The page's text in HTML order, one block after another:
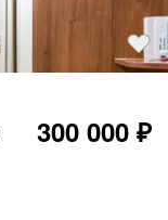
300 000 ₽